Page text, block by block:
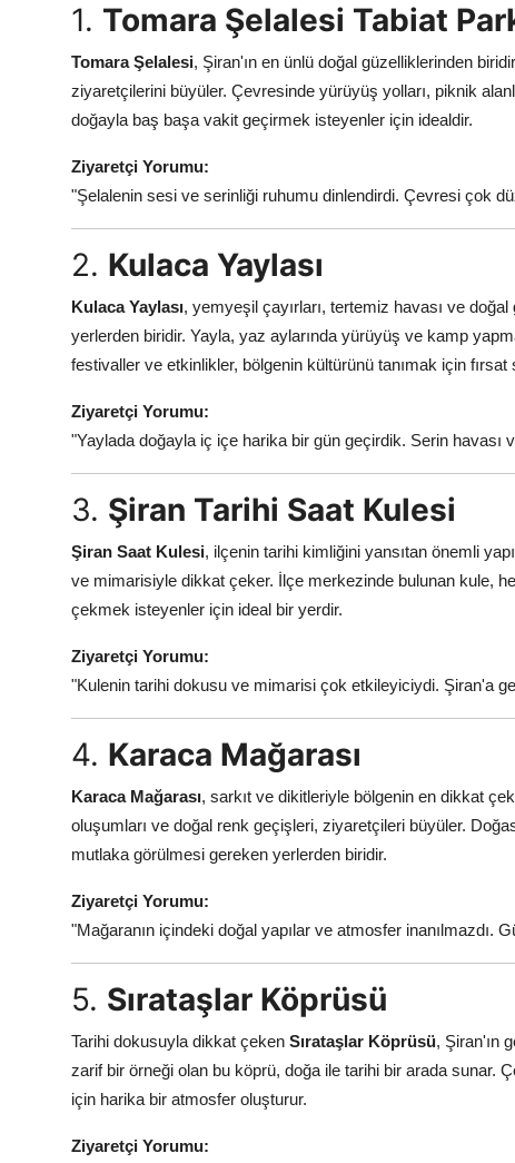
1. Tomara Şelalesi Tabiat
Tomara Şelalesi, Şiran'ın en ünlü doğal güzelliklerinden
ziyaretçilerini büyüler. Çevresinde yürüyüş yolları, piknik
doğayla baş başa vakit geçirmek isteyenler için idealdir.
Ziyaretçi Yorumu:
"Şelalenin sesi ve serinliği ruhumu dinlendirdi. Çevresi çok
2. Kulaca Yaylası
Kulaca Yaylası, yemyeşil çayırları, tertemiz havası ve
yerlerden biridir. Yayla, yaz aylarında yürüyüş ve kamp
festivaller ve etkinlikler, bölgenin kültürünü tanımak için fırsat
Ziyaretçi Yorumu:
"Yaylada doğayla iç içe harika bir gün geçirdik. Serin
3. Şiran Tarihi Saat Kulesi
Şiran Saat Kulesi, ilçenin tarihi kimliğini yansıtan önemli
ve mimarisiyle dikkat çeker. İlçe merkezinde bulunan kule,
çekmek isteyenler için ideal bir yerdir.
Ziyaretçi Yorumu:
"Kulenin tarihi dokusu ve mimarisi çok etkileyiciydi. Şiran'a
4. Karaca Mağarası
Karaca Mağarası, sarkıt ve dikitleriyle bölgenin en dikkat
oluşumları ve doğal renk geçişleri, ziyaretçileri büyüler.
mutlaka görülmesi gereken yerlerden biridir.
Ziyaretçi Yorumu:
"Mağaranın içindeki doğal yapılar ve atmosfer
5. Sırataşlar Köprüsü
Tarihi dokusuyla dikkat çeken Sırataşlar Köprüsü, Şiran'ın
zarif bir örneği olan bu köprü, doğa ile tarihi bir arada
için harika bir atmosfer oluşturur.
Ziyaretçi Yorumu: